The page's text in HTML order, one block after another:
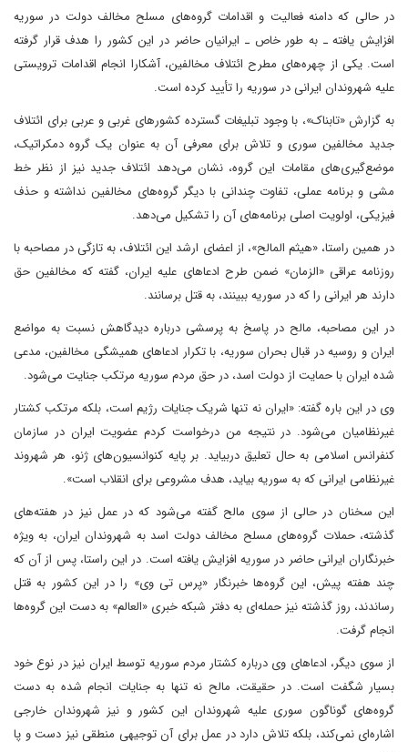
در حالی که دامنه فعالیت و اقدامات گروه‌های مسلح مخالف دولت در سوریه
افزایش یافته ـ به طور خاص‌ ـ ایرانیان حاضر در این کشور را هدف قرار گرفته
است. یکی از چهره‌های مطرح ائتلاف مخالفین، آشکارا انجام اقدامات ترویستی
علیه شهروندان ایرانی در سوریه را تأیید کرده است.
به گزارش «تابناک»، با وجود تبلیغات گسترده کشورهای غربی و عربی برای ائتلاف
جدید مخالفین سوری و تلاش برای معرفی آن به عنوان یک گروه دمکراتیک،
موضع‌گیری‌های مقامات این گروه، نشان می‌دهد ائتلاف جدید نیز از نظر خط
مشی و برنامه عملی، تفاوت چندانی با دیگر گروه‌های مخالفین نداشته و حذف
فیزیکی، اولویت اصلی برنامه‌های آن را تشکیل می‌دهد.
در همین راستا، «هیثم المالح»، از اعضای ارشد این ائتلاف، به تازگی در مصاحبه با
روزنامه عراقی «الزمان» ضمن طرح ادعاهای علیه ایران، گفته که مخالفین حق
دارند هر ایرانی را که در سوریه ببینند، به قتل برسانند.
در این مصاحبه، مالح در پاسخ به پرسشی درباره دیدگاهش نسبت به مواضع
ایران و روسیه در قبال بحران سوریه، با تکرار ادعاهای همیشگی مخالفین، مدعی
شده ایران با حمایت از دولت اسد، در حق مردم سوریه مرتکب جنایت می‌شود.
وی در این باره گفته: «ایران نه تنها شریک جنایات رژیم است، بلکه مرتکب کشتار
غیرنظامیان می‌شود. در نتیجه من درخواست کردم عضویت ایران در سازمان
کنفرانس اسلامی به حال تعلیق دربیاید. بر پایه کنوانسیون‌های ژنو، هر شهروند
غیرنظامی ایرانی که به سوریه بیاید، هدف مشروعی برای انقلاب است».
این سخنان در حالی از سوی مالح گفته می‌شود که در عمل نیز در هفته‌های
گذشته، حملات گروه‌های مسلح مخالف دولت اسد به شهروندان ایران، به ویژه
خبرنگاران ایرانی حاضر در سوریه افزایش یافته است. در این راستا، پس از آن که
چند هفته پیش، این گروه‌ها خبرنگار «پرس تی وی» را در این کشور به قتل
رساندند، روز گذشته نیز حمله‌ای به دفتر شبکه خبری «العالم» به دست این گروه‌ها
انجام گرفت.
از سوی دیگر، ادعاهای وی درباره کشتار مردم سوریه توسط ایران نیز در نوع خود
بسیار شگفت است. در حقیقت، مالح نه تنها به جنایات انجام شده به دست
گروه‌های گوناگون سوری علیه شهروندان این کشور و نیز شهروندان خارجی
اشاره‌ای نمی‌کند، بلکه تلاش دارد در عمل برای آن توجیهی منطقی نیز دست و پا